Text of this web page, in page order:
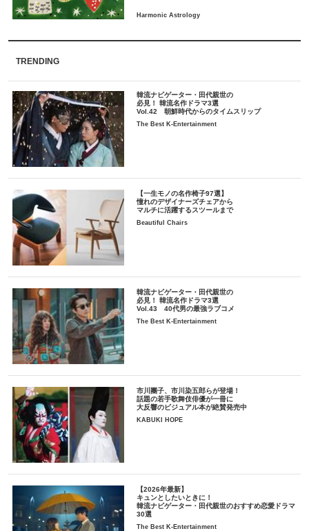
TRENDING
韓流ナビゲーター・田代親世の
必見！ 韓流名作ドラマ3選
Vol.42 朝鮮時代からのタイムスリップ
The Best K-Entertainment
【一生モノの名作椅子97選】
憧れのデザイナーズチェアから
マルチに活躍するスツールまで
Beautiful Chairs
韓流ナビゲーター・田代親世の
必見！ 韓流名作ドラマ3選
Vol.43 40代男の最強ラブコメ
The Best K-Entertainment
市川團子、市川染五郎らが登場！
話題の若手歌舞伎俳優が一冊に
大反響のビジュアル本が絶賛発売中
KABUKI HOPE
【2026年最新】
キュンとしたいときに！
韓流ナビゲーター・田代親世のおすすめ恋愛ドラマ
30選
The Best K-Entertainment